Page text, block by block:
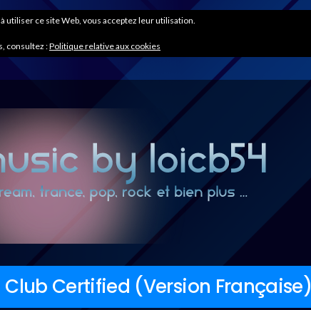
Club Certified (Version Française)
utiliser ce site Web, vous acceptez leur utilisation.
consultez :Politique relative aux cookies